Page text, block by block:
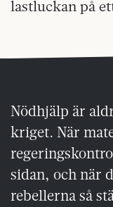
lastluckan på
Nödhjälp är
kriget. När
sidan, och när
rebellerna så